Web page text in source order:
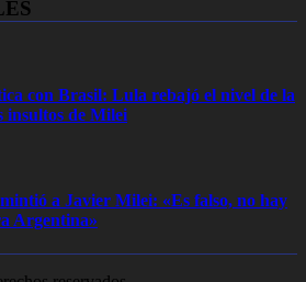
con Brasil: Lula rebajó el nivel de la
insultos de Milei
a Javier Milei: «Es falso, no hay
Argentina»